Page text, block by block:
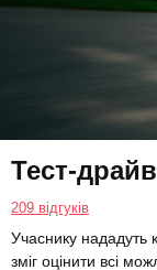
Тест-
209 відгуків
Учаснику нададуть
зміг оцінити всі